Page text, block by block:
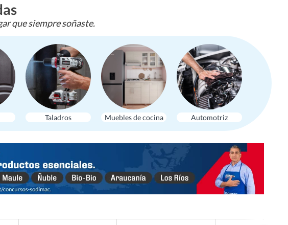
que siempre soñaste.
Taladros Muebles de cocina Automotriz